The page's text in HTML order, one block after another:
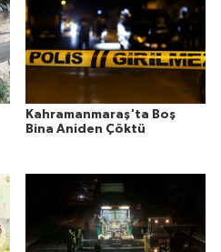
Kahramanmaraş'ta Boş
Bina Aniden Çöktü